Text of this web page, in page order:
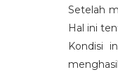
Setelah
Hal ini
Kondisi